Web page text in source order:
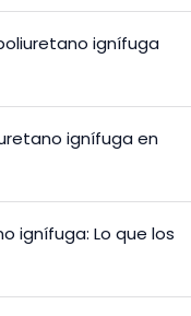
ignífuga
ignífuga en
ignífuga: Lo que los